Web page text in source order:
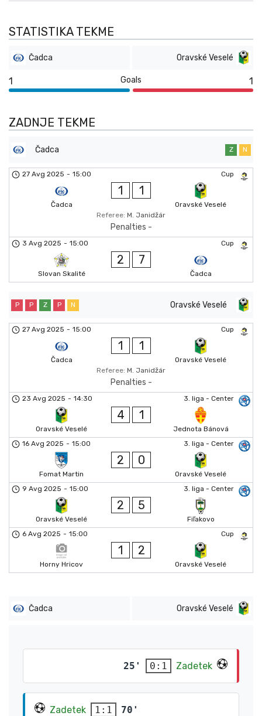
STATISTIKA TEKME
Čadca Oravské Veselé
1 Goals 1
ZADNJE TEKME
Čadca Z N
Cup
27 Avg 2025 - 15:00
Čadca
1 1
Oravské Veselé
Referee: M. Janidžár
Penalties -
Cup
3 Avg 2025 - 15:00
Slovan Skalité
2 7
Čadca
Oravské Veselé
P P Z P N
Cup
27 Avg 2025 - 15:00
Čadca
1 1
Oravské Veselé
Referee: M. Janidžár
Penalties -
3. liga - Center
23 Avg 2025 - 14:30
Oravské Veselé
4 1
Jednota Bánová
3. liga - Center
16 Avg 2025 - 15:00
Fomat Martin
2 0
Oravské Veselé
3. liga - Center
9 Avg 2025 - 15:00
Oravské Veselé
2 5
Fiľakovo
Cup
6 Avg 2025 - 15:00
Horny Hricov
1 2
Oravské Veselé
Čadca Oravské Veselé
25' 0:1 Zadetek
Zadetek 1:1 70'